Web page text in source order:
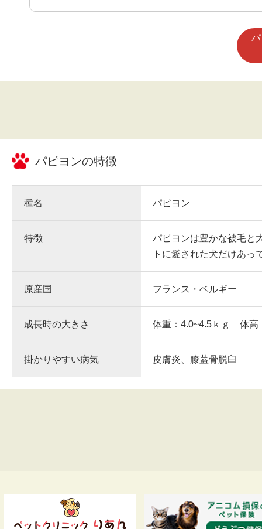
の毛並みを撫ぜることで癒さ
パピヨンの特徴
種名 パピヨン
特徴
パピヨンは豊かな被毛と
トに愛された犬だけあっ
原産国 フランス・ベルギー
成長時の大きさ 体重：4.0~4.5ｋｇ 体高
掛かりやすい病気 皮膚炎、膝蓋骨脱臼